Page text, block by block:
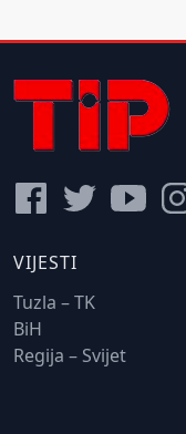
VIJESTI
Tuzla – TK
BiH
Regija – Svijet